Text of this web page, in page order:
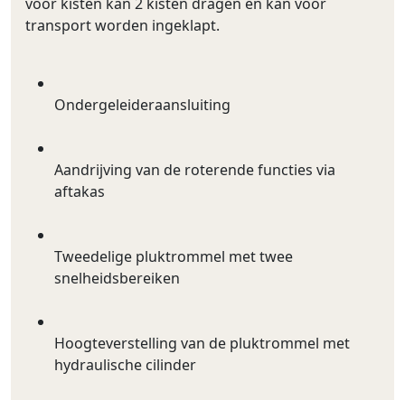
transport worden ingeklapt.
Ondergeleideraansluiting
Aandrijving van de roterende functies via
aftakas
Tweedelige pluktrommel met twee
snelheidsbereiken
Hoogteverstelling van de pluktrommel met
hydraulische cilinder